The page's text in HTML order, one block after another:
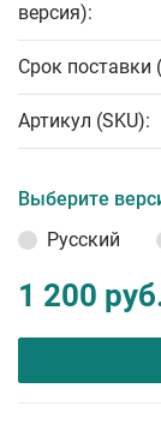
версия):
Срок поставки
Артикул (SKU):
Выберите
Русский
1 200